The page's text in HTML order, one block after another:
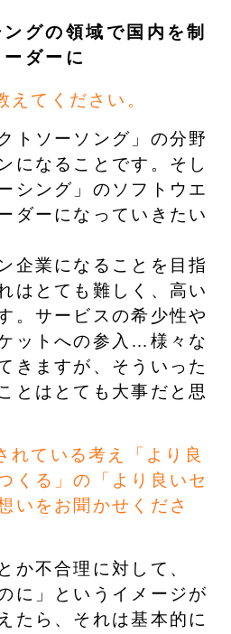
グの領域で国内を制
ダーに
えてください。
トソーソング」の分野
になることです。そし
シング」のソフトウエ
ダーになっていきたい
企業になることを目指
はとても難しく、高い
。サービスの希少性や
ットへの参入…様々な
きますが、そういった
とはとても大事だと思
れている考え「より良
くる」の「より良いセ
いをお聞かせくださ
か不合理に対して、
に」というイメージが
たら、それは基本的に